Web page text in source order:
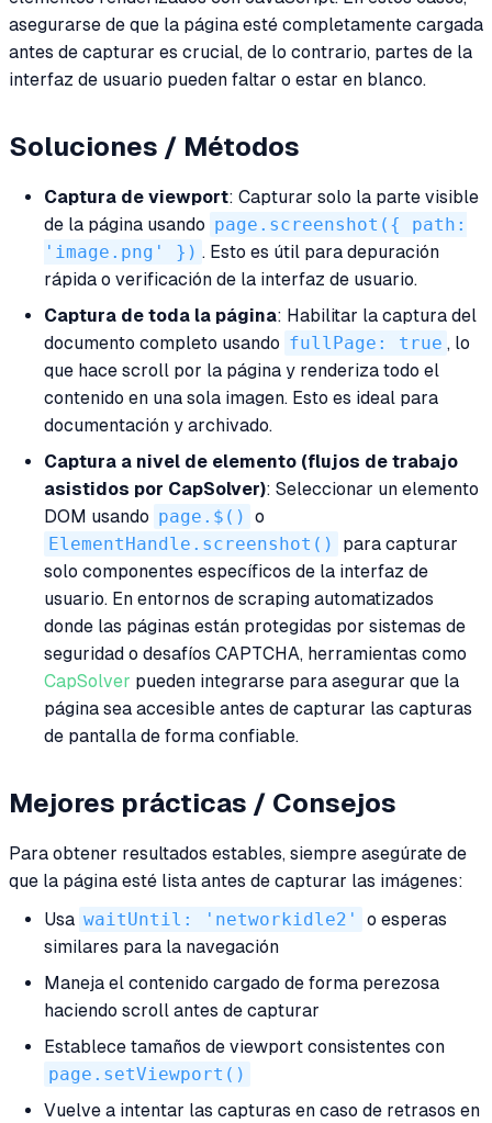
asegurarse de que la página esté completamente cargada
antes de capturar es crucial, de lo contrario, partes de la
interfaz de usuario pueden faltar o estar en blanco.
Soluciones / Métodos
Captura de viewport: Capturar solo la parte visible
de la página usando page.screenshot({ path:
'image.png' }) . Esto es útil para depuración
rápida o verificación de la interfaz de usuario.
Captura de toda la página: Habilitar la captura del
documento completo usando fullPage: true , lo
que hace scroll por la página y renderiza todo el
contenido en una sola imagen. Esto es ideal para
documentación y archivado.
Captura a nivel de elemento (flujos de trabajo
asistidos por CapSolver): Seleccionar un elemento
DOM usando page.$() o
ElementHandle.screenshot()
para capturar
solo componentes específicos de la interfaz de
usuario. En entornos de scraping automatizados
donde las páginas están protegidas por sistemas de
seguridad o desafíos CAPTCHA, herramientas como
CapSolver pueden integrarse para asegurar que la
página sea accesible antes de capturar las capturas
de pantalla de forma confiable.
Mejores prácticas / Consejos
Para obtener resultados estables, siempre asegúrate de
que la página esté lista antes de capturar las imágenes:
Usa waitUntil: 'networkidle2'
o esperas
similares para la navegación
Maneja el contenido cargado de forma perezosa
haciendo scroll antes de capturar
Establece tamaños de viewport consistentes con
page.setViewport()
Vuelve a intentar las capturas en caso de retrasos en